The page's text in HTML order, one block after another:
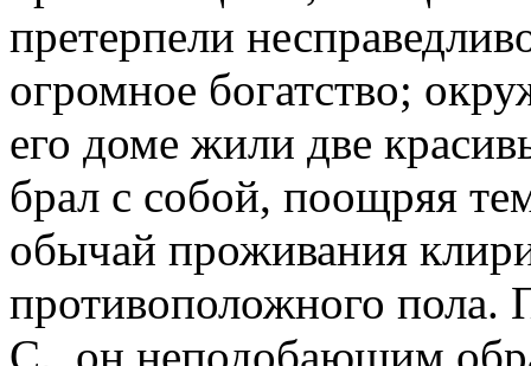
претерпели
огромное богатство;
его доме жили две
брал с собой, поощряя
обычай проживания
противоположного пола.
С., он неподобающим